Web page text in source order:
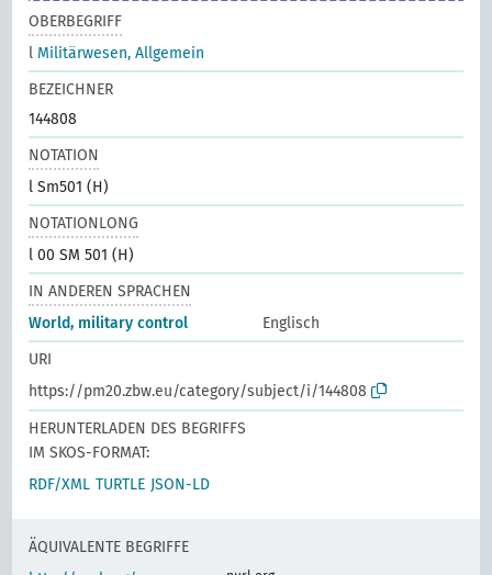
OBERBEGRIFF
l Militärwesen, Allgemein
BEZEICHNER
144808
NOTATION
l Sm501 (H)
NOTATIONLONG
l 00 SM 501 (H)
IN ANDEREN SPRACHEN
World, military control
Englisch
URI
https://pm20.zbw.eu/category/subject/i/144808
HERUNTERLADEN DES BEGRIFFS
IM SKOS-FORMAT:
RDF/XML TURTLE JSON-LD
ÄQUIVALENTE BEGRIFFE